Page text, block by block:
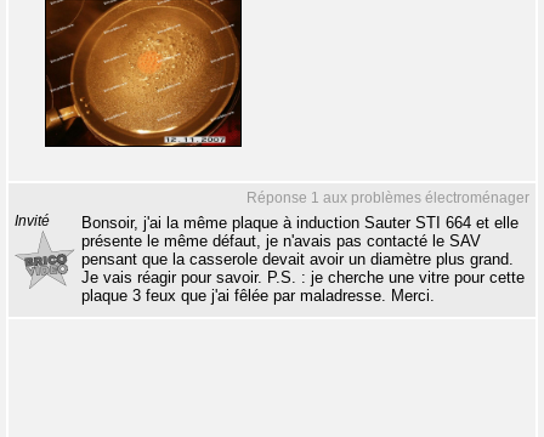
Réponse 1 aux problèmes électroménager
Invité
Bonsoir, j'ai la même plaque à induction Sauter STI 664 et elle
présente le même défaut, je n'avais pas contacté le SAV
pensant que la casserole devait avoir un diamètre plus grand.
Je vais réagir pour savoir. P.S. : je cherche une vitre pour cette
plaque 3 feux que j'ai fêlée par maladresse. Merci.